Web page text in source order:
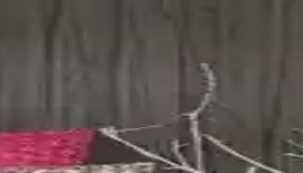
kullanım sunar.